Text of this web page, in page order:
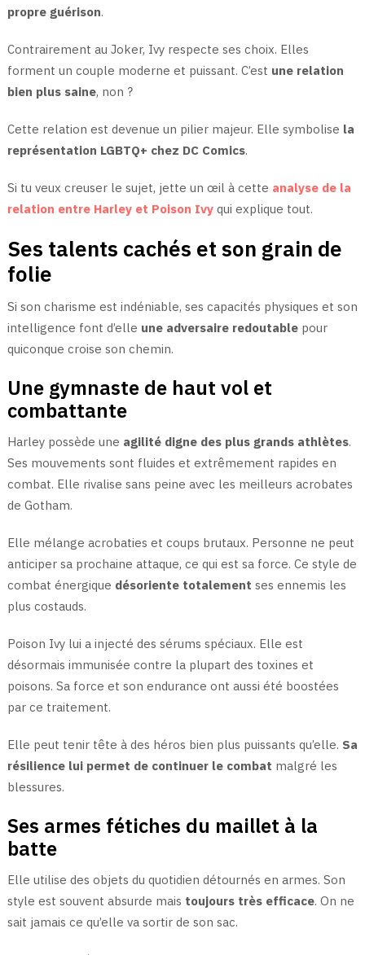
propre guérison.
Contrairement au Joker, Ivy respecte ses choix. Elles
forment un couple moderne et puissant. C’est une relation
bien plus saine, non ?
Cette relation est devenue un pilier majeur. Elle symbolise la
représentation LGBTQ+ chez DC Comics.
Si tu veux creuser le sujet, jette un œil à cette analyse de la
relation entre Harley et Poison Ivyqui explique tout.
Ses talents cachés et son grain de
folie
Si son charisme est indéniable, ses capacités physiques et son
intelligence font d’elle une adversaire redoutablepour
quiconque croise son chemin.
Une gymnaste de haut vol et
combattante
Harley possède une agilité digne des plus grands athlètes.
Ses mouvements sont fluides et extrêmement rapides en
combat. Elle rivalise sans peine avec les meilleurs acrobates
de Gotham.
Elle mélange acrobaties et coups brutaux. Personne ne peut
anticiper sa prochaine attaque, ce qui est sa force. Ce style de
combat énergique désoriente totalement ses ennemis les
plus costauds.
Poison Ivy lui a injecté des sérums spéciaux. Elle est
désormais immunisée contre la plupart des toxines et
poisons. Sa force et son endurance ont aussi été boostées
par ce traitement.
Elle peut tenir tête à des héros bien plus puissants qu’elle. Sa
résilience lui permet de continuer le combat malgré les
blessures.
Ses armes fétiches du maillet à la
batte
Elle utilise des objets du quotidien détournés en armes. Son
style est souvent absurde mais toujours très efficace. On ne
sait jamais ce qu’elle va sortir de son sac.